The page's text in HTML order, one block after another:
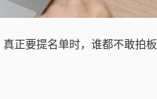
正要提名单时，谁都不敢拍